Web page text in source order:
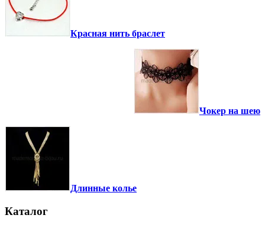
Красная нить браслет
Чокер на шею
Длинные колье
Каталог